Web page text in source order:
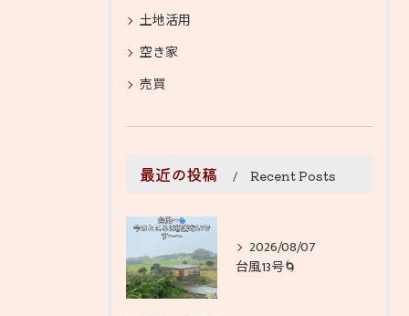
土地活用
空き家
売買
最近の投稿 Recent Posts
2026/08/07
台風13号🌀